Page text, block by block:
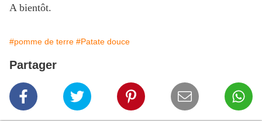
A bientôt.
#pomme de terre #Patate douce
Partager